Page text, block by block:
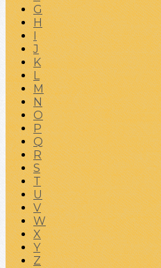
G
H
I
J
K
L
M
N
O
P
Q
R
S
T
U
V
W
X
Y
Z